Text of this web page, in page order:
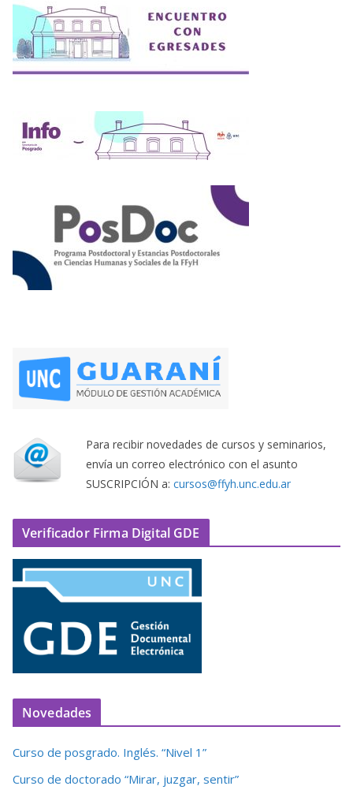
Para recibir novedades de cursos y seminarios,
envía un correo electrónico con el asunto
SUSCRIPCIÓN a: cursos@ffyh.unc.edu.ar
Verificador Firma Digital GDE
Novedades
Curso de posgrado. Inglés. “Nivel 1”
Curso de doctorado “Mirar, juzgar, sentir”